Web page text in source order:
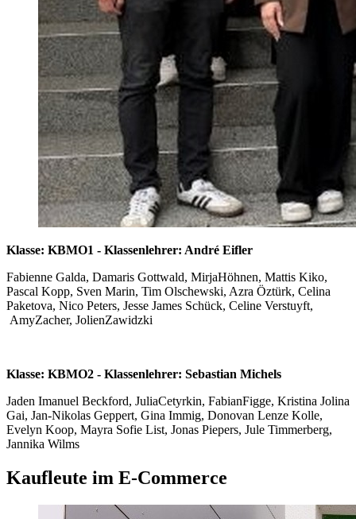
Klasse: KBMO1 - Klassenlehrer: André Eifler
Fabienne Galda, Damaris Gottwald, MirjaHöhnen, Mattis Kiko,
Pascal Kopp, Sven Marin, Tim Olschewski, Azra Öztürk, Celina
Paketova, Nico Peters, Jesse James Schück, Celine Verstuyft,
AmyZacher, JolienZawidzki
Klasse: KBMO2 - Klassenlehrer: Sebastian Michels
Jaden Imanuel Beckford, JuliaCetyrkin, FabianFigge, Kristina Jolina
Gai, Jan-Nikolas Geppert, Gina Immig, Donovan Lenze Kolle,
Evelyn Koop, Mayra Sofie List, Jonas Piepers, Jule Timmerberg,
Jannika Wilms
Kaufleute im E-Commerce